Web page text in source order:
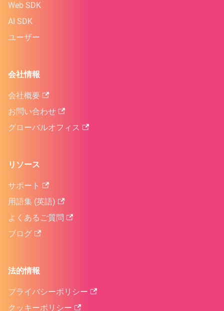
Web SDK
AI SDK
ユーザー
会社情報
会社概要
お問い合わせ
グローバルオフィス
リソース
サポート
用語集 (英語)
よくあるご質問
ブログ
法的情報
プライバシーポリシー
クッキーポリシー